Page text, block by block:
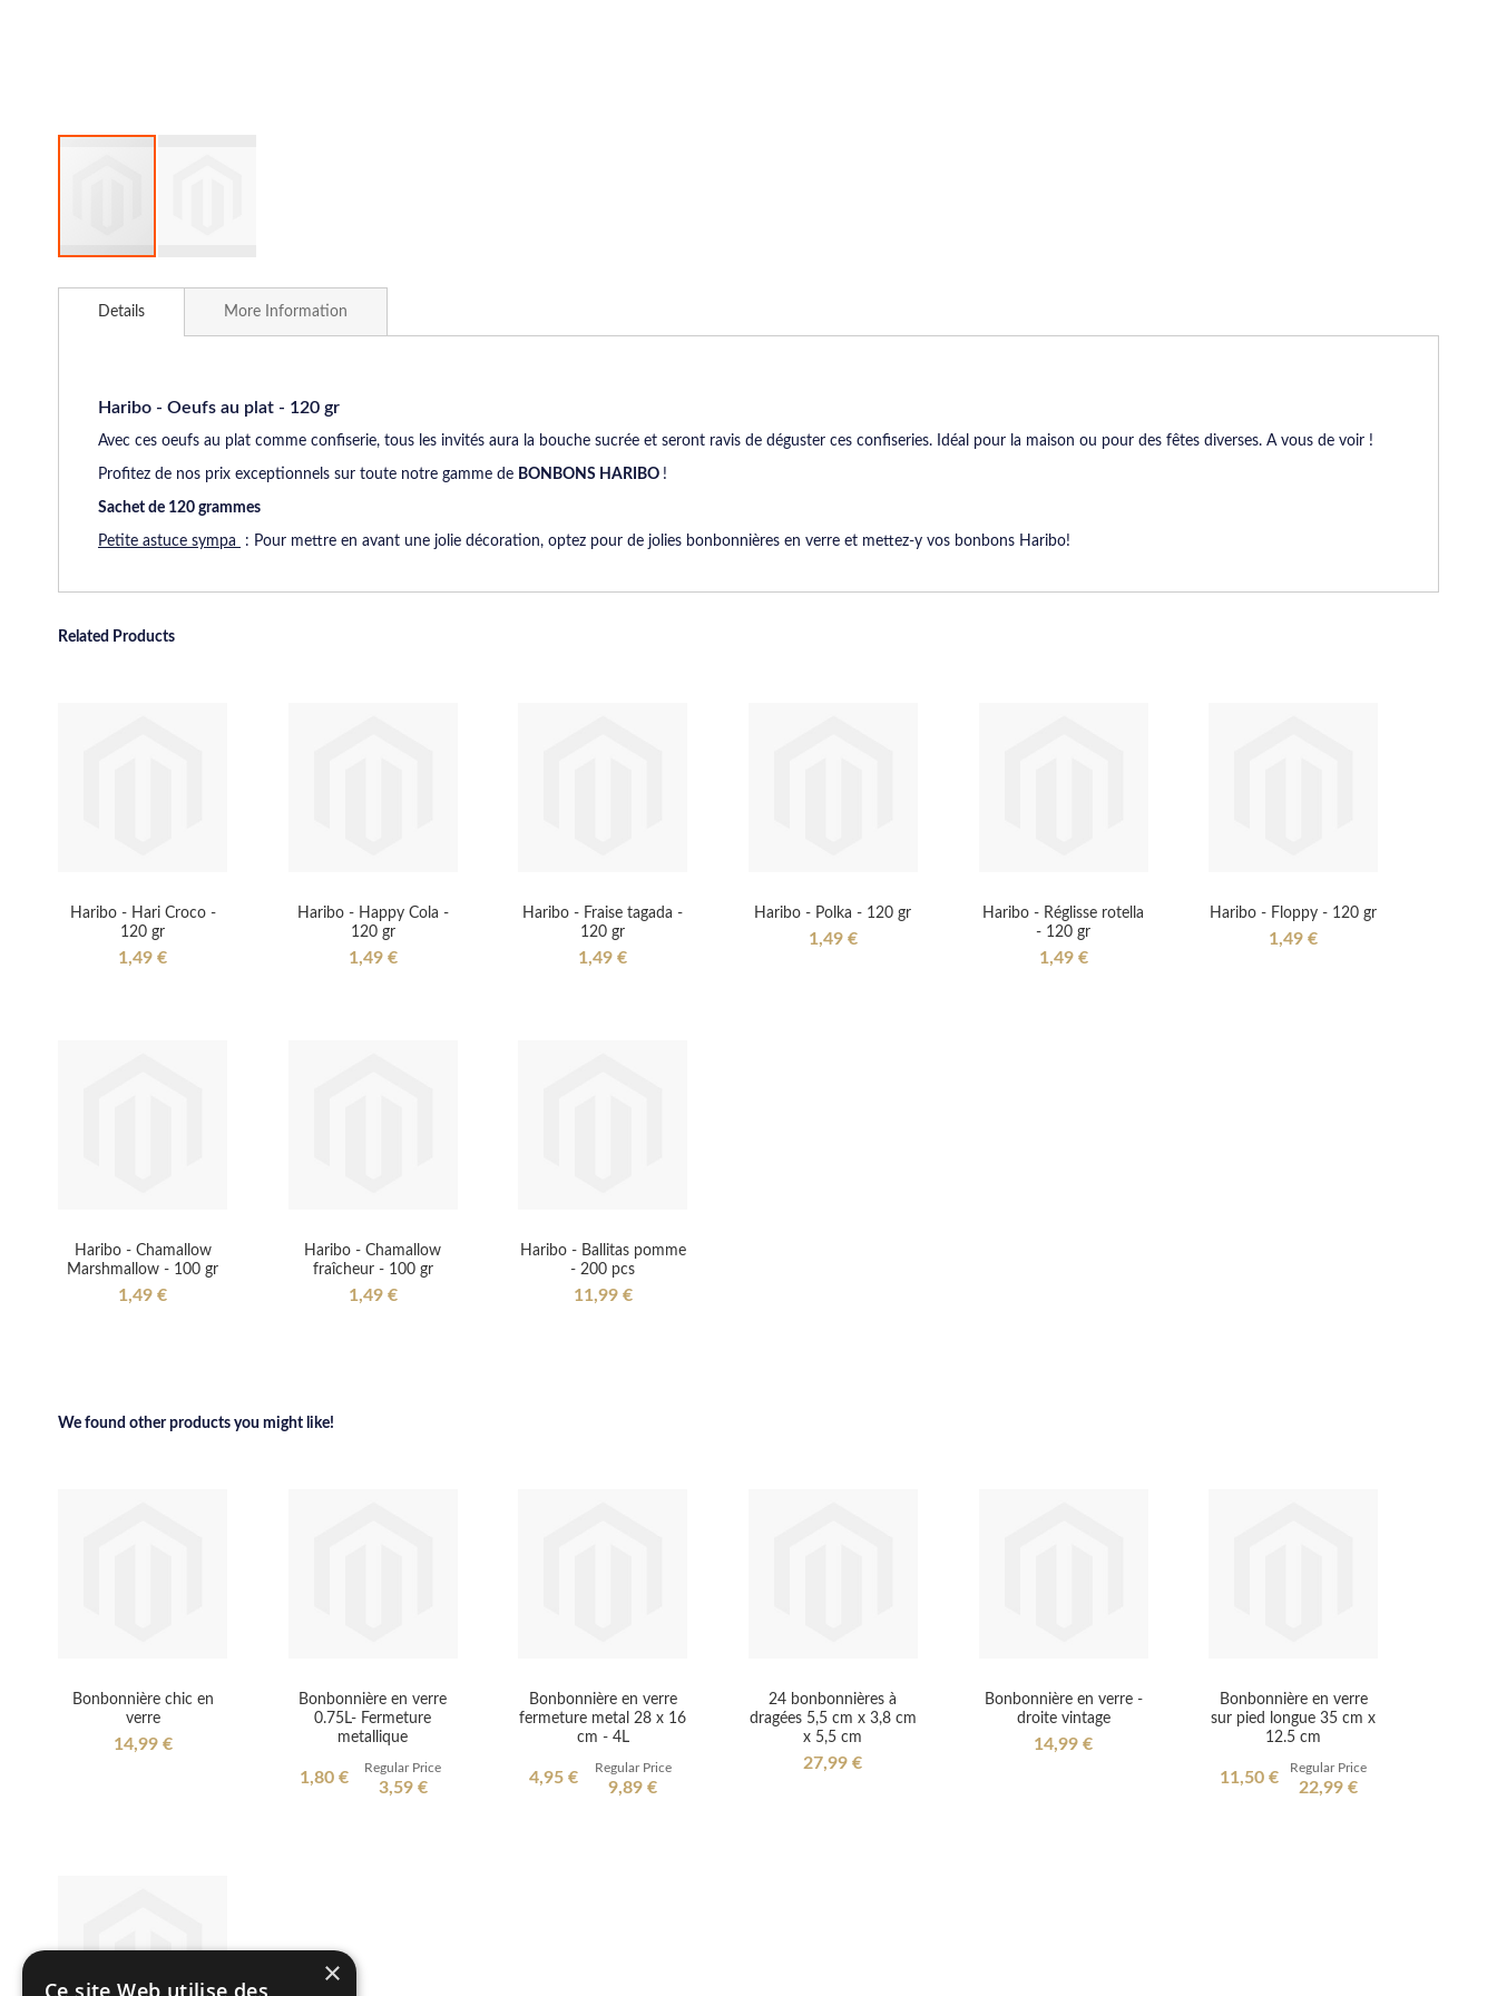
to
images
Details
Haribo - Oeufs au plat - 120 gr
Avec ces oeufs au plat comme confiserie, tous les invités aura la bouche sucrée et seront ravis de déguster ces confiseries. Idéal pour la maison ou pour des fêtes diverses. A vous de voir !
Profitez de nos prix exceptionnels sur toute notre gamme de BONBONS HARIBO !
Sachet de 120 grammes
Petite astuce sympa : Pour mettre en avant une jolie décoration, optez pour de jolies bonbonnières en verre et mettez-y vos bonbons Haribo!
More Information
Related Products
Haribo - Hari Croco -
120 gr
1,49 €
Haribo - Happy Cola -
120 gr
1,49 €
Haribo - Fraise tagada -
120 gr
1,49 €
Haribo - Polka - 120 gr
1,49 €
Haribo - Réglisse rotella
- 120 gr
1,49 €
Haribo - Floppy - 120 gr
1,49 €
Haribo - Chamallow
Marshmallow - 100 gr
1,49 €
Haribo - Chamallow
fraîcheur - 100 gr
1,49 €
Haribo - Ballitas pomme
- 200 pcs
11,99 €
We found other products you might like!
Bonbonnière chic en
verre
14,99 €
Bonbonnière en verre
0.75L- Fermeture
metallique
Special
1,80 €
Regular Price
3,59 €
Bonbonnière en verre
fermeture metal 28 x 16
cm - 4L
Special
4,95 €
Regular Price
9,89 €
24 bonbonnières à
dragées 5,5 cm x 3,8 cm
x 5,5 cm
27,99 €
Bonbonnière en verre -
droite vintage
14,99 €
Bonbonnière en verre
sur pied longue 35 cm x
12.5 cm
Special
11,50 €
Regular Price
22,99 €
×
Ce site Web utilise des